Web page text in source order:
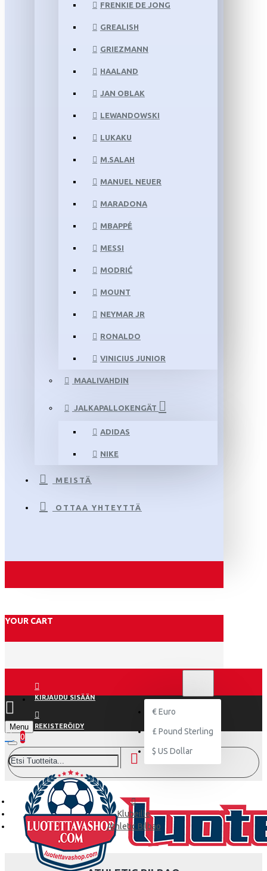
FRENKIE DE JONG
GREALISH
GRIEZMANN
HAALAND
JAN OBLAK
LEWANDOWSKI
LUKAKU
M.SALAH
MANUEL NEUER
MARADONA
MBAPPÉ
MESSI
MODRIĆ
MOUNT
NEYMAR JR
RONALDO
VINICIUS JUNIOR
MAALIVAHDIN
JALKAPALLOKENGÄT
ADIDAS
NIKE
MEISTÄ
OTTAA YHTEYTTÄ
YOUR CART
KIRJAUDU SISÄÄN
REKISTERÖIDY
€ Euro
£ Pound Sterling
$ US Dollar
Menu
0
Klubeille
Athletic Bilbao